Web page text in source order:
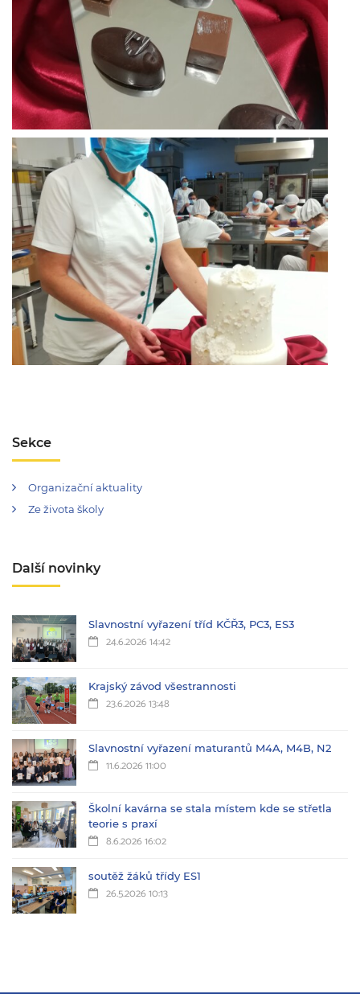
Sekce
Organizační aktuality
Ze života školy
Další novinky
Slavnostní vyřazení tříd KČŘ3, PC3, ES3
24.6.2026 14:42
Krajský závod všestrannosti
23.6.2026 13:48
Slavnostní vyřazení maturantů M4A, M4B, N2
11.6.2026 11:00
Školní kavárna se stala místem kde se střetla
teorie s praxí
8.6.2026 16:02
soutěž žáků třídy ES1
26.5.2026 10:13